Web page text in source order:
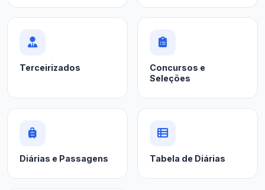
Terceirizados
Concursos e
Seleções
Diárias e Passagens Tabela de Diárias